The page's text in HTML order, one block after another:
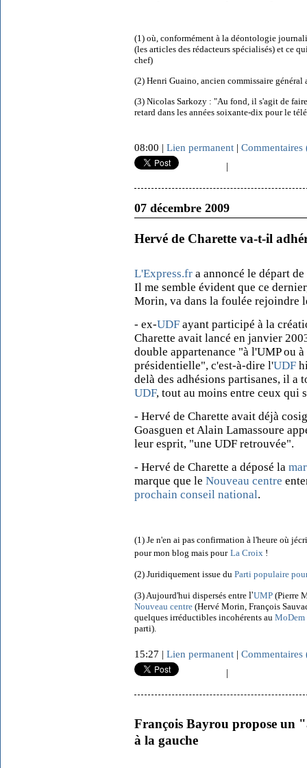
(1) où, conformément à la déontologie
(les articles des rédacteurs spécialisés) et ce
chef)
(2) Henri Guaino, ancien commissaire général
(3) Nicolas Sarkozy : "Au fond, il s'agit de
retard dans les années soixante-dix pour le
08:00 | Lien permanent | Commentaires
|
07 décembre 2009
Hervé de Charette va-t-il
L'Express.fr a annoncé le départ
Il me semble évident que ce
Morin, va dans la foulée rejoindre
- ex-UDF ayant participé à la
Charette avait lancé en janvier
double appartenance "à l'UMP ou
présidentielle", c'est-à-dire l'UDF
delà des adhésions partisanes, il a
UDF, tout au moins entre ceux qui
- Hervé de Charette avait déjà
Goasguen et Alain Lamassoure
leur esprit, "une UDF retrouvée".
- Hervé de Charette a déposé la
marque que le Nouveau centre
prochain conseil national.
(1) Je n'en ai pas confirmation à l'heure où
pour mon blog mais pour La Croix !
(2) Juridiquement issue du Parti populaire
(3) Aujourd'hui dispersés entre l'UMP (Pierre
Nouveau centre (Hervé Morin, François
quelques irréductibles incohérents au MoDem
parti).
15:27 | Lien permanent | Commentaires
|
François Bayrou propose un
à la gauche